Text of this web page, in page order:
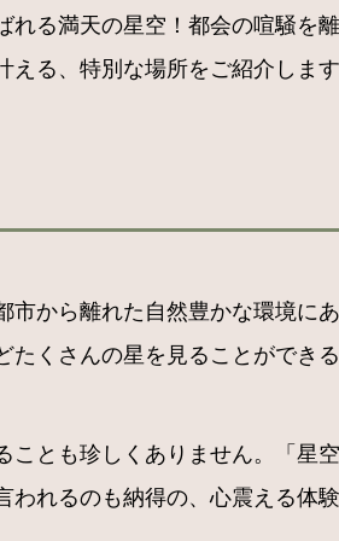
る満天の星空！都会の喧騒を
る、特別な場所をご紹介します
から離れた自然豊かな環境に
くさんの星を見ることができる
とも珍しくありません。「星
れるのも納得の、心震える体